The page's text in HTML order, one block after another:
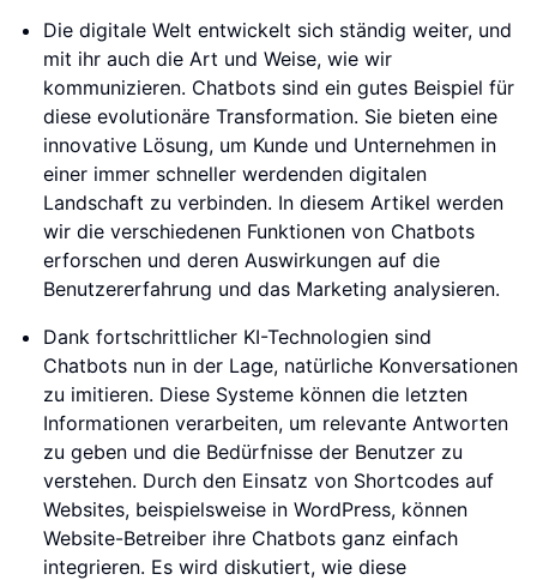
Die digitale Welt entwickelt sich ständig weiter, und
mit ihr auch die Art und Weise, wie wir
kommunizieren. Chatbots sind ein gutes Beispiel für
diese evolutionäre Transformation. Sie bieten eine
innovative Lösung, um Kunde und Unternehmen in
einer immer schneller werdenden digitalen
Landschaft zu verbinden. In diesem Artikel werden
wir die verschiedenen Funktionen von Chatbots
erforschen und deren Auswirkungen auf die
Benutzererfahrung und das Marketing analysieren.
Dank fortschrittlicher KI-Technologien sind
Chatbots nun in der Lage, natürliche Konversationen
zu imitieren. Diese Systeme können die letzten
Informationen verarbeiten, um relevante Antworten
zu geben und die Bedürfnisse der Benutzer zu
verstehen. Durch den Einsatz von Shortcodes auf
Websites, beispielsweise in WordPress, können
Website-Betreiber ihre Chatbots ganz einfach
integrieren. Es wird diskutiert, wie diese